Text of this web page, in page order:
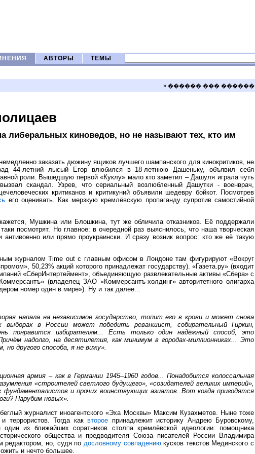
АВТОРЫ ТЕМЫ
» ������ ��� ������
либеральных киноведов, но не называют тех, кто им
заказать дюжину ящиков лучшего шампанского для кинокритиков, не
44-летний лысый Егор влюбился в 18-летнюю Дашеньку, объявил себя
роли. Вышедшую первой «Куклу» мало кто заметил – Дашуля играла чуть
скандал. Узрев, что сериальный возлюбленный Дашутки - военврач,
критиканов и критикуний объявили шедевру бойкот. Посмотрев
его оценивать. Как мерзкую кремлёвскую пропаганду супротив самостийной
Мушкина или Блошкина, тут же обличила отказников. Её поддержали
посмотрят. Но главное: в очередной раз выяснилось, что наша творческая
антивоенно или прямо проукраински. И сразу возник вопрос: кто же её такую
журналом Time out с главным офисом в Лондоне там фигурируют «Вокруг
50,23% акций которого принадлежат государству). «Газета.ру» (входит
«СберИнтертеймент», объединяющую развлекательные активы «Сбера» с
(владелец ЗАО «Коммерсантъ-холдинг» авторитетного олигарха
номер один в мире»). Ну и так далее...
напала на независимое государство, топит его в крови и может снова
в России может победить реваншист, собирательный Гиркин,
понравится избирателям... Есть только один надёжный способ, это
надолго, на десятилетия, как минимум в городах-миллионниках... Это
но другого способа, я не вижу».
армия – как в Германии 1945–1960 годов... Понадобится колоссальная
«строителей светлого будущего», «созидателей великих империй»,
фундаменталистов и прочих воинствующих азиатов. Вот когда пригодятся
Нарубим новых».
журналист иноагентского «Эха Москвы» Максим Кузахметов. Ныне тоже
и террористов. Тогда каквторое принадлежит историку Андрею Буровскому,
один из ближайших соратников столпа кремлёвской идеологии: помощника
общества и предводителя Союза писателей России Владимира
редактором, но, судя по дословному совпадениюкусков текстов Мединского с
и нечто большее.